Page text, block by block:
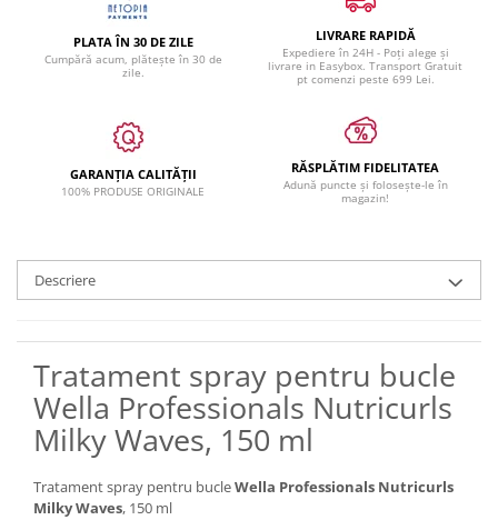
PLATA ÎN 30 DE ZILE
Cumpără acum, plătește în 30 de
zile.
LIVRARE RAPIDĂ
Expediere în 24H - Poți alege și
livrare in Easybox. Transport Gratuit
pt comenzi peste 699 Lei.
GARANȚIA CALITĂȚII
100% PRODUSE ORIGINALE
RĂSPLĂTIM FIDELITATEA
Adună puncte și folosește-le în
magazin!
Descriere
Tratament spray pentru bucle
Wella Professionals Nutricurls
Milky Waves, 150 ml
Tratament spray pentru bucleWella Professionals Nutricurls
Milky Waves, 150 ml